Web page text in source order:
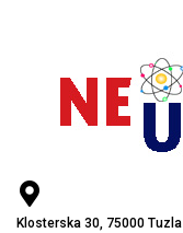
Klosterska 30, 75000 Tuzla